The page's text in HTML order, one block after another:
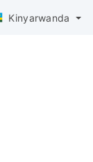
Kinyarwanda